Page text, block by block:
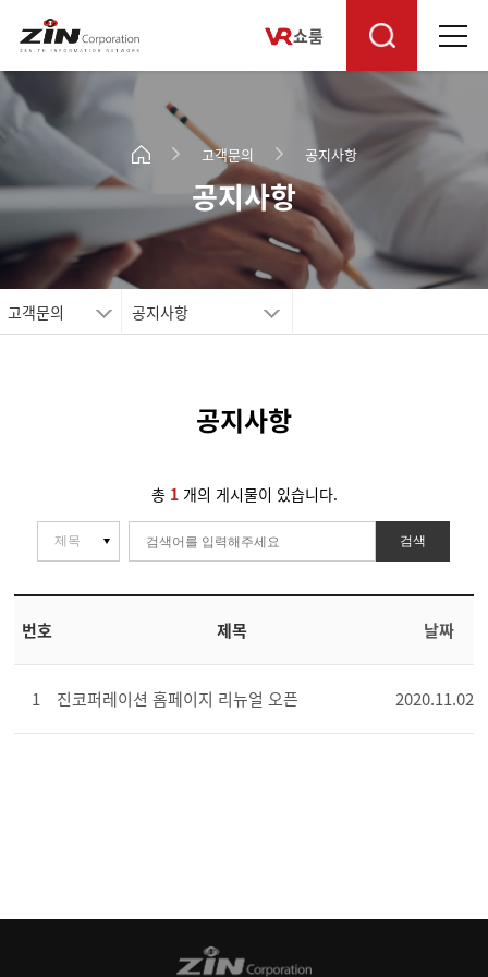
쇼룸
고객문의 공지사항
공지사항
고객문의 공지사항
공지사항
총 1개의 게시물이 있습니다.
검색
번호 제목 날짜
1 진코퍼레이션 홈페이지 리뉴얼 오픈 2020.11.02